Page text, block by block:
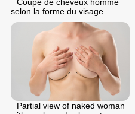
selon la forme du visage
Partial view of naked woman